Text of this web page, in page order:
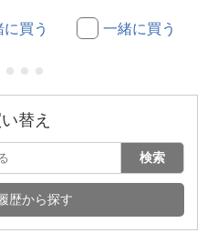
に買う 一緒に買う
替え
検索
歴から探す